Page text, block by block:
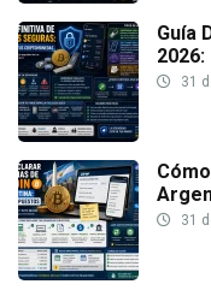
Guía
31
31